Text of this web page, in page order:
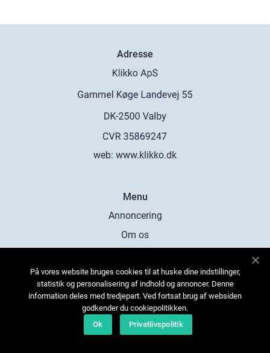
Adresse
web: www.klikko.dk
Menu
Annoncering
Om os
Kontakt os
Sitemap
På vores website bruges cookies til at huske dine indstillinger,
statistik og personalisering af indhold og annoncer. Denne
information deles med tredjepart. Ved fortsat brug af websiden
godkender du cookiepolitikken.
Ok
Privatlivspolitik